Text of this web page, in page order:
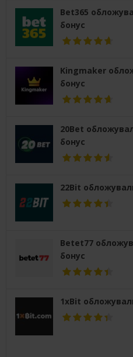
Bet365
бонус
Kingmaker
бонус
20Bet
бонус
22Bit
Betet77
бонус
1xBit